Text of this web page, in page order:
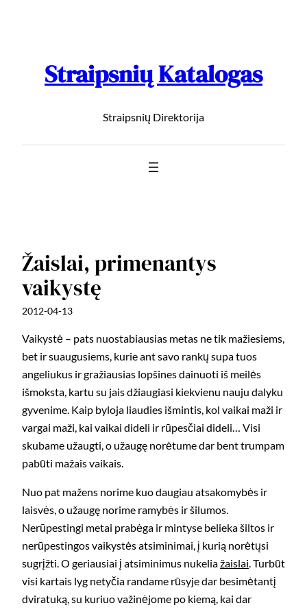
Straipsnių Katalogas
Straipsnių Direktorija
Žaislai, primenantys
vaikystę
2012-04-13
Vaikystė – pats nuostabiausias metas ne tik mažiesiems,
bet ir suaugusiems, kurie ant savo rankų supa tuos
angeliukus ir gražiausias lopšines dainuoti iš meilės
išmoksta, kartu su jais džiaugiasi kiekvienu nauju dalyku
gyvenime. Kaip byloja liaudies išmintis, kol vaikai maži ir
vargai maži, kai vaikai dideli ir rūpesčiai dideli… Visi
skubame užaugti, o užaugę norėtume dar bent trumpam
pabūti mažais vaikais.
Nuo pat mažens norime kuo daugiau atsakomybės ir
laisvės, o užaugę norime ramybės ir šilumos.
Nerūpestingi metai prabėga ir mintyse belieka šiltos ir
nerūpestingos vaikystės atsiminimai, į kurią norėtųsi
sugrįžti. O geriausiai į atsiminimus nukeliažaislai. Turbūt
visi kartais lyg netyčia randame rūsyje dar besimėtantį
dviratuką, su kuriuo važinėjome po kiemą, kai dar